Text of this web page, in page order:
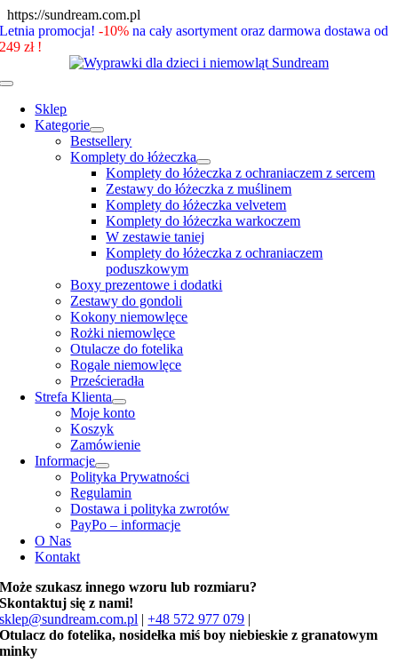
https://sundream.com.pl
to
Letnia promocja!-10% na cały asortyment oraz darmowa dostawa od
249 zł !
Toggle
Navigation
Sklep
Kategorie
Bestsellery
Komplety do łóżeczka
Komplety do łóżeczka z ochraniaczem z sercem
Zestawy do łóżeczka z muślinem
Komplety do łóżeczka velvetem
Komplety do łóżeczka warkoczem
W zestawie taniej
Komplety do łóżeczka z ochraniaczem
poduszkowym
Boxy prezentowe i dodatki
Zestawy do gondoli
Kokony niemowlęce
Rożki niemowlęce
Otulacze do fotelika
Rogale niemowlęce
Prześcieradła
Strefa Klienta
Moje konto
Koszyk
Zamówienie
Informacje
Polityka Prywatności
Regulamin
Dostawa i polityka zwrotów
PayPo – informacje
O Nas
Kontakt
Może szukasz innego wzoru lub rozmiaru?
Skontaktuj się z nami!
sklep@sundream.com.pl |+48 572 977 079 |
Otulacz do fotelika, nosidełka miś boy niebieskie z granatowym
minky